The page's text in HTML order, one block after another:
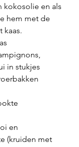
kokosolie en als
hem met de
kaas.
in stukjes
en
(kruiden met